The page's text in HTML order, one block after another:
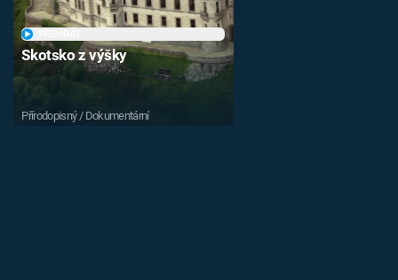
Skotsko z výšky
Přírodopisný / Dokumentární